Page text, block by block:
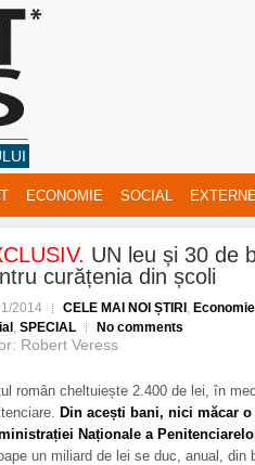
ECONOMIE SOCIAL
UN leu și 30 de
curățenia din școli
2014 CELE MAI NOI ȘTIRI , Economie
, SPECIAL No comments
Robert Veress
român cheltuiește 2.400 de lei, în
Din acești bani, nici măcar
Naționale a
un miliard de lei se duc, anual, din